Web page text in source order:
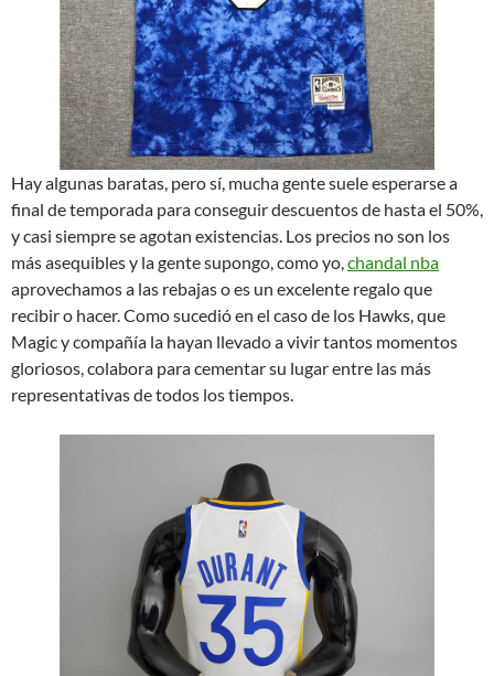
Hay algunas baratas, pero sí, mucha gente suele esperarse a
final de temporada para conseguir descuentos de hasta el 50%,
y casi siempre se agotan existencias. Los precios no son los
más asequibles y la gente supongo, como yo,chandal nba
aprovechamos a las rebajas o es un excelente regalo que
recibir o hacer. Como sucedió en el caso de los Hawks, que
Magic y compañía la hayan llevado a vivir tantos momentos
gloriosos, colabora para cementar su lugar entre las más
representativas de todos los tiempos.